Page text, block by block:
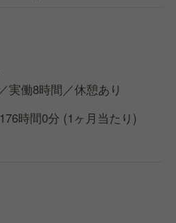
実働8時間／休憩あり
時間0分 (1ヶ月当たり)